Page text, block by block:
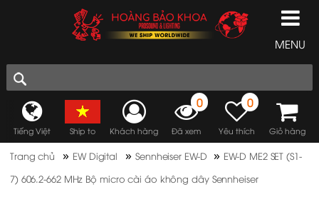
MENU
Tiếng Việt Ship to Khách hàng
0
Đã xem
0
Yêu thích Giỏ hàng
Trang chủ » EW Digital »Sennheiser EW-D » EW-D ME2 SET (S1-
7) 606.2-662 MHz Bộ micro cài áo không dây Sennheiser